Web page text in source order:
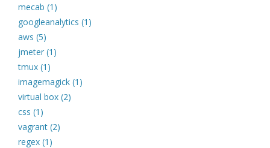
mecab (1)
googleanalytics (1)
aws (5)
jmeter (1)
tmux (1)
imagemagick (1)
virtual box (2)
css (1)
vagrant (2)
regex (1)